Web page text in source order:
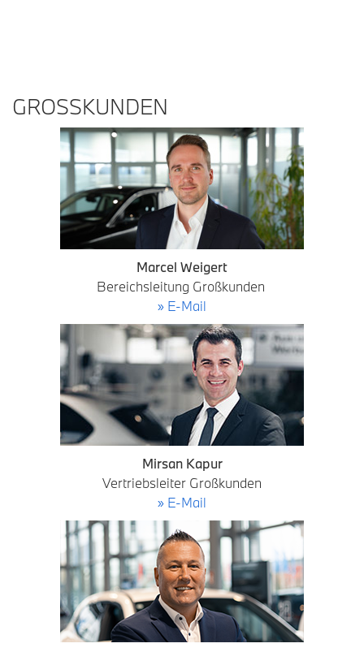
GROSSKUNDEN
Marcel Weigert
Bereichsleitung Großkunden
» E-Mail
Mirsan Kapur
Vertriebsleiter Großkunden
» E-Mail